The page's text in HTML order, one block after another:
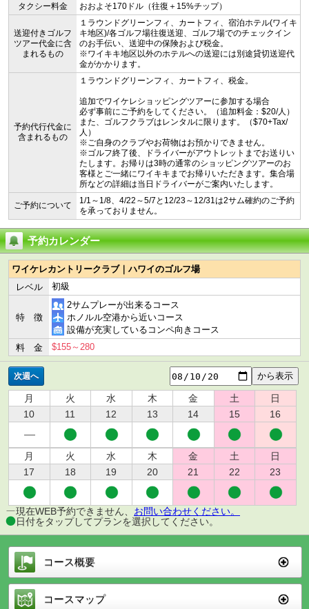
タクシー料金 おおよそ170ドル（往復＋15%チップ）
送迎付きゴルフ
ツアー代金に含
まれるもの
１ラウンドグリーンフィ、カートフィ、宿泊ホテル(ワイキ
キ地区)/各ゴルフ場往復送迎、ゴルフ場でのチェックイン
のお手伝い、送迎中の保険および税金。
※ワイキキ地区以外のホテルへの送迎には別途貸切送迎代
金がかかります。
予約代行代金に
含まれるもの
１ラウンドグリーンフィ、カートフィ、税金。
追加でワイケレショッピングツアーに参加する場合
必ず事前にご予約をしてください。（追加料金：$20/人）
また、ゴルフクラブはレンタルに限ります。（$70+Tax/
人）
※ご自身のクラブやお荷物はお預かりできません。
※ゴルフ終了後、ドライバーがアウトレットまでお送りい
たします。お帰りは3時の通常のショッピングツアーのお
客様とご一緒にワイキキまでお帰りいただきます。集合場
所などの詳細は当日ドライバーがご案内いたします。
ご予約について
1/1～1/8、4/22～5/7と12/23～12/31は2サム確約のご予約
を承っておりません。
予約カレンダー
ワイケレカントリークラブ｜ハワイのゴルフ場
レベル
初級
特 徴
2サムプレーが出来るコース
ホノルル空港から近いコース
設備が充実しているコンペ向きコース
料 金
$155～280
次週へ
月 火 水 木 金 土
日
10
11 12 13 14 15 16
月 火 水 木 金 土
日
17
18 19 20 21 22 23
現在WEB予約できません、 お問い合わせください。
日付をタップしてプランを選択してください。
コース概要
コースマップ